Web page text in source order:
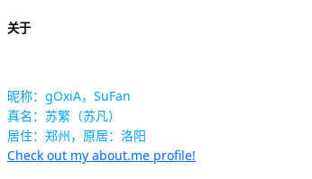
关于
昵称：gOxiA，SuFan
真名：苏繁（苏凡）
居住：郑州，原居：洛阳
Check out my about.me profile!